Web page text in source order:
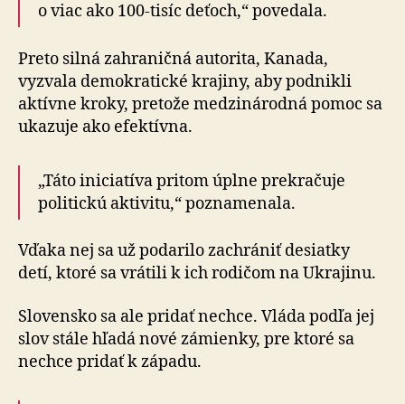
o viac ako 100-tisíc deťoch,“ povedala.
Preto silná zahraničná autorita, Kanada,
vyzvala demokratické krajiny, aby podnikli
aktívne kroky, pretože medzinárodná pomoc sa
ukazuje ako efektívna.
„Táto iniciatíva pritom úplne prekračuje
politickú aktivitu,“ poznamenala.
Vďaka nej sa už podarilo zachrániť desiatky
detí, ktoré sa vrátili k ich rodičom na Ukrajinu.
Slovensko sa ale pridať nechce. Vláda podľa jej
slov stále hľadá nové zámienky, pre ktoré sa
nechce pridať k západu.